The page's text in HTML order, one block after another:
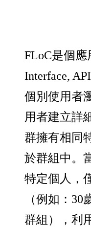
FLoC是個應
Interface,
個別使用者
用者建立詳
群擁有相同
於群組中。
特定個人，
（例如：
群組），利